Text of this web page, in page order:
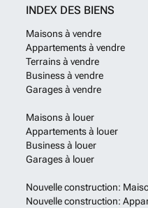
INDEX DES BIENS
Maisons à vendre
Appartements à vendre
Terrains à vendre
Business à vendre
Garages à vendre
Maisons à louer
Appartements à louer
Business à louer
Garages à louer
Nouvelle construction:
Nouvelle construction: